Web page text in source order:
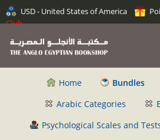
USD - United States of America
Club
Home Bundles
Arabic Categories
Psychological Scales and